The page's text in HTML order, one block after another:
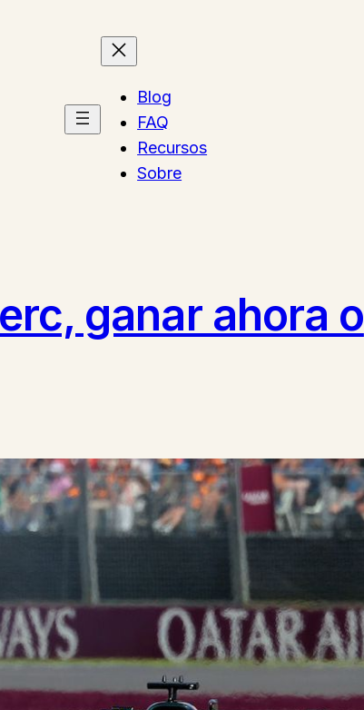
Blog
FAQ
Recursos
Sobre
ganar ahora o